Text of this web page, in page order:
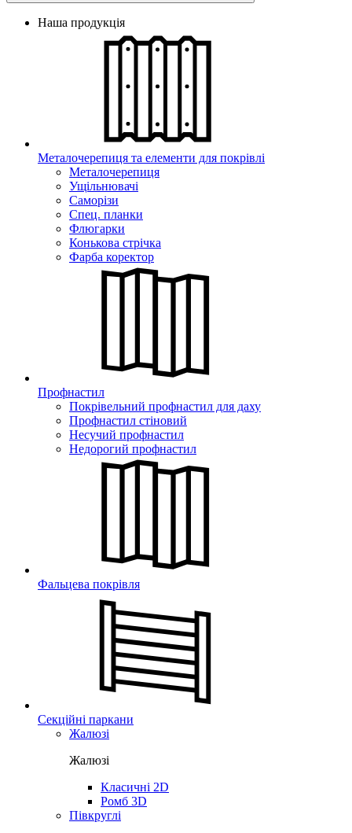
Наша продукція
Металочерепиця та елементи для покрівлі
Металочерепиця
Ущільнювачі
Саморізи
Спец. планки
Флюгарки
Конькова стрічка
Фарба коректор
Профнастил
Покрівельний профнастил для даху
Профнастил стіновий
Несучий профнастил
Недорогий профнастил
Фальцева покрівля
Секційні паркани
Жалюзі
Жалюзі
Класичні 2D
Ромб 3D
Півкруглі